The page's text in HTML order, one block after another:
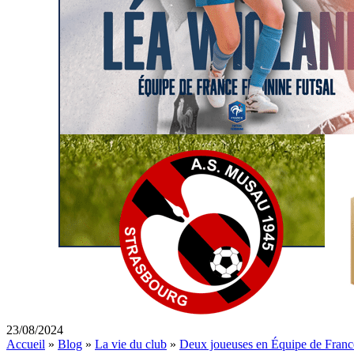
23/08/2024
Accueil » Blog » La vie du club » Deux joueuses en Équipe de